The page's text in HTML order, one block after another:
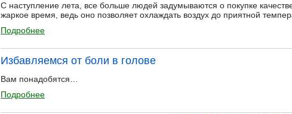
С наступление лета, все больше людей задумываются о покупке
жаркое время, ведь оно позволяет охлаждать воздух до приятной
Подробнее
Избавляемся от боли в голове
Вам понадобятся…
Подробнее